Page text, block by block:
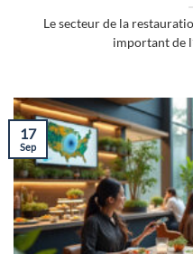
Le secteur de la
important de
17
Sep